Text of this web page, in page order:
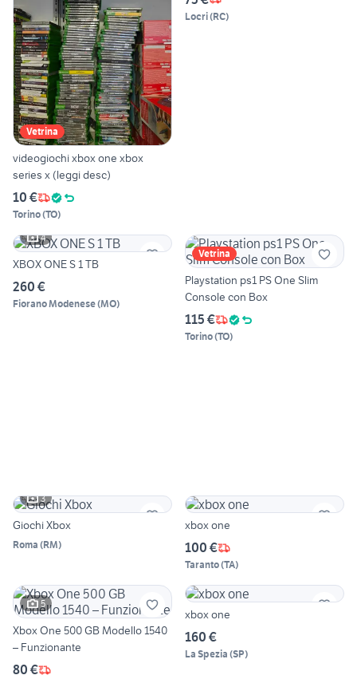
Vetrina
videogiochi xbox one xbox
series x (leggi desc)
10 €
Torino(TO)
Locri(RC)
4
XBOX ONE S 1 TB
260 €
Fiorano Modenese(MO)
Vetrina
Playstation ps1 PS One Slim
Console con Box
115 €
Torino(TO)
3
Giochi Xbox
Roma (RM)
xbox one
100 €
Taranto(TA)
5
Xbox One 500 GB Modello 1540
– Funzionante
80 €
xbox one
160 €
La Spezia (SP)